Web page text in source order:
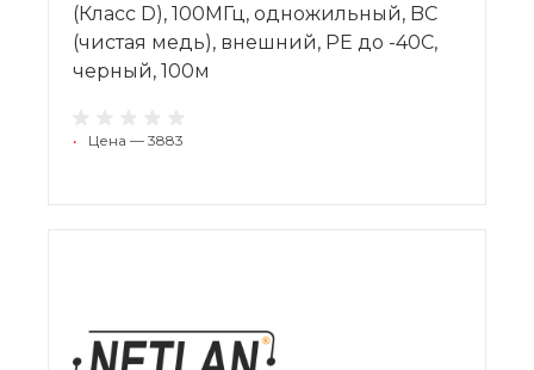
(Класс D), 100МГц, одножильный, BC
(чистая медь), внешний, PE до -40C,
черный, 100м
• Цена — 3883